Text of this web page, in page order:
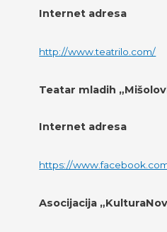
Internet adresa
http://www.teatrilo.com/
Teatar mladih
Internet adresa
https://
Asocijacija